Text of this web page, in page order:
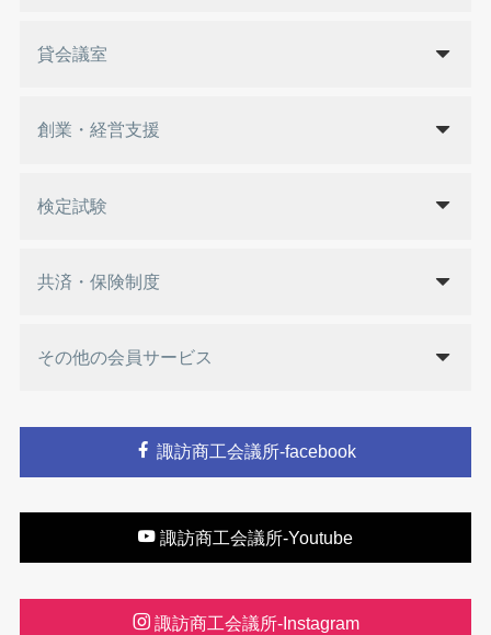
貸会議室
創業・経営支援
検定試験
共済・保険制度
その他の会員サービス
諏訪商工会議所-facebook
諏訪商工会議所-Youtube
諏訪商工会議所-Instagram